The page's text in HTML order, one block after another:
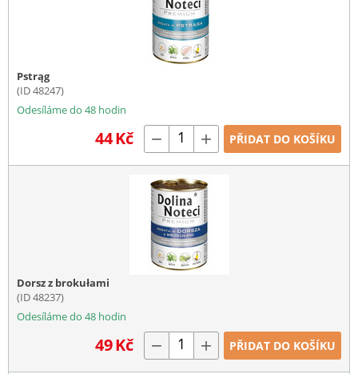
Pstrąg
(ID 48247)
Odesíláme do 48 hodin
44Kč − + PŘIDAT DO KOŠÍKU
Dorsz z brokułami
(ID 48237)
Odesíláme do 48 hodin
49Kč − + PŘIDAT DO KOŠÍKU